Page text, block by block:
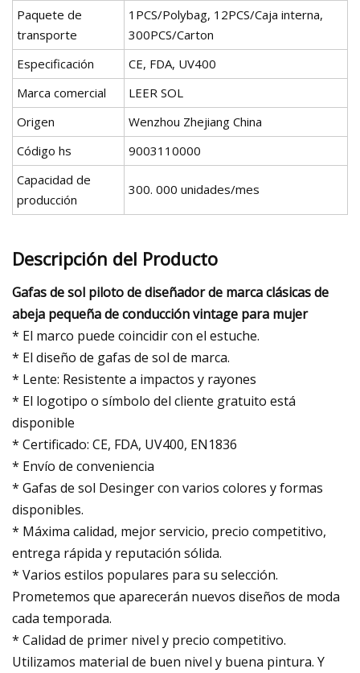
Paquete de
transporte
1PCS/Polybag, 12PCS/Caja interna,
300PCS/Carton
Especificación
CE, FDA, UV400
Marca comercial
LEER SOL
Origen
Wenzhou Zhejiang China
Código hs
9003110000
Capacidad de
producción
300. 000 unidades/mes
Descripción del Producto
Gafas de sol piloto de diseñador de marca clásicas de
abeja pequeña de conducción vintage para mujer
* El marco puede coincidir con el estuche.
* El diseño de gafas de sol de marca.
* Lente: Resistente a impactos y rayones
* El logotipo o símbolo del cliente gratuito está
disponible
* Certificado: CE, FDA, UV400, EN1836
* Envío de conveniencia
* Gafas de sol Desinger con varios colores y formas
disponibles.
* Máxima calidad, mejor servicio, precio competitivo,
entrega rápida y reputación sólida.
* Varios estilos populares para su selección.
Prometemos que aparecerán nuevos diseños de moda
cada temporada.
* Calidad de primer nivel y precio competitivo.
Utilizamos material de buen nivel y buena pintura. Y